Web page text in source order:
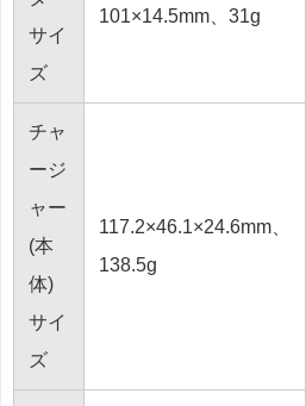
サイ
ズ
101×14.5mm、31g
チャ
ージ
ャー
(本
体)
サイ
ズ
117.2×46.1×24.6mm、
138.5g